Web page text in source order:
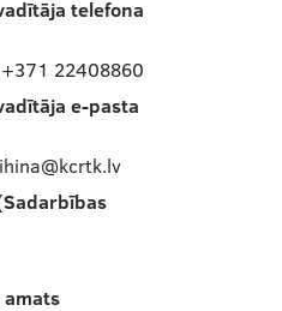
telefona
22408860
e-pasta